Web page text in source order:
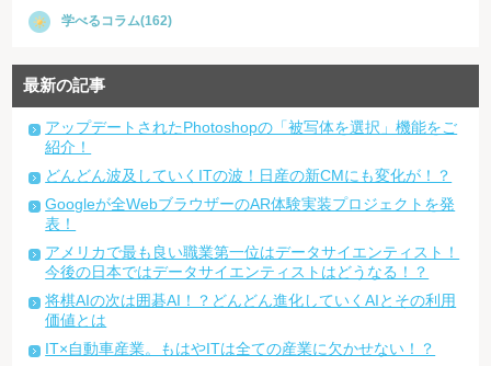
学べるコラム(162)
最新の記事
アップデートされたPhotoshopの「被写体を選択」機能をご
紹介！
どんどん波及していくITの波！日産の新CMにも変化が！？
Googleが全WebブラウザーのAR体験実装プロジェクトを発
表！
アメリカで最も良い職業第一位はデータサイエンティスト！
今後の日本ではデータサイエンティストはどうなる！？
将棋AIの次は囲碁AI！？どんどん進化していくAIとその利用
価値とは
IT×自動車産業。もはやITは全ての産業に欠かせない！？